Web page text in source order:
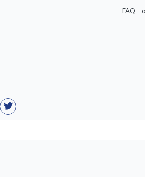
FAQ –